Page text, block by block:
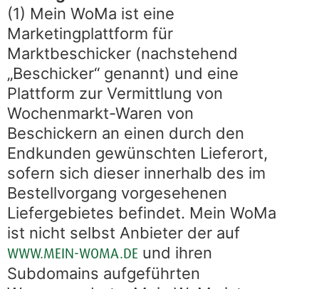
(1) Mein WoMa ist eine
Marketingplattform für
Marktbeschicker (nachstehend
„Beschicker“ genannt) und eine
Plattform zur Vermittlung von
Wochenmarkt-Waren von
Beschickern an einen durch den
Endkunden gewünschten Lieferort,
sofern sich dieser innerhalb des im
Bestellvorgang vorgesehenen
Liefergebietes befindet. Mein WoMa
ist nicht selbst Anbieter der auf
WWW.MEIN-WOMA.DE und ihren
Subdomains aufgeführten